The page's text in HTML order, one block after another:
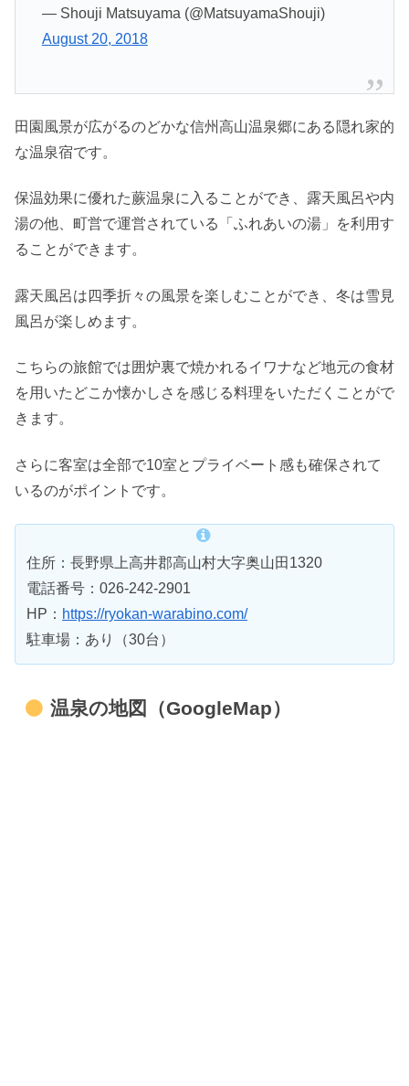
— Shouji Matsuyama (@MatsuyamaShouji)
August 20, 2018
田園風景が広がるのどかな信州高山温泉郷にある隠れ家的
な温泉宿です。
保温効果に優れた蕨温泉に入ることができ、露天風呂や内
湯の他、町営で運営されている「ふれあいの湯」を利用す
ることができます。
露天風呂は四季折々の風景を楽しむことができ、冬は雪見
風呂が楽しめます。
こちらの旅館では囲炉裏で焼かれるイワナなど地元の食材
を用いたどこか懐かしさを感じる料理をいただくことがで
きます。
さらに客室は全部で10室とプライベート感も確保されて
いるのがポイントです。
住所：長野県上高井郡高山村大字奥山田1320
電話番号：026-242-2901
HP： https://ryokan-warabino.com/
駐車場：あり（30台）
温泉の地図（GoogleMap）